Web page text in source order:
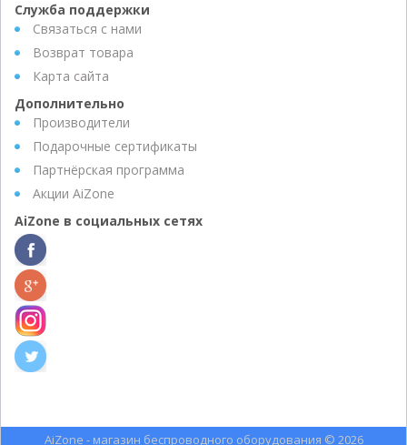
Служба поддержки
Связаться с нами
Возврат товара
Карта сайта
Дополнительно
Производители
Подарочные сертификаты
Партнёрская программа
Акции AiZone
AiZone в социальных сетях
AiZone - магазин беспроводного оборудования © 2026